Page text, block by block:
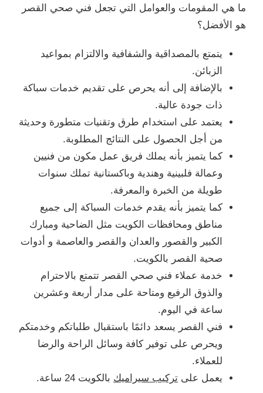
ما هي المقومات والعوامل التي تجعل فني صحي القصر
هو الأفضل؟
يتمتع بالمصداقية والشفافية والالتزام بمواعيد
الزبائن.
بالإضافة إلى أنه يحرص على تقديم خدمات سباكة
ذات جودة عالية.
يعتمد على استخدام طرق وتقنيات متطورة وحديثة
من أجل الحصول على النتائج المطلوبة.
كما يتميز بأنه يملك فريق عمل مكون من فنيين
وعمالة فلبينية وهندية وباكستانية تملك سنوات
طويلة من الخبرة والمعرفة.
كما يتميز بأنه يقدم خدمات السباكة إلى جميع
مناطق ومحافظات الكويت مثل الضاحية ومبارك
الكبير والقصور والعدان والقصر والعاصمة و أدوات
صحية القصر بالكويت.
خدمة عملاء فني صحي القصر تتمتع بالاحترام
والذوق الرفيع ومتاحة على مدار أربعة وعشرين
ساعة في اليوم.
فني القصر يسعد دائمًا باستقبال طلباتكم وخدمتكم
ويحرص على توفير كافة وسائل الراحة والرضا
للعملاء.
يعمل على تركيب سيراميك بالكويت 24 ساعة.